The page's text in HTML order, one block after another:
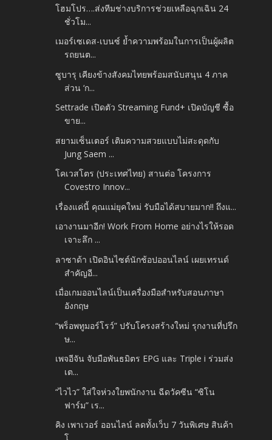
โฮมโปร….ส่งทีมช่างบริการช่วยเหลือฉุกเฉิน 24
ชั่วโม...
เมอร์เซเดส-เบนซ์ ย้ำความพร้อมในการเป็นผู้ผลิต
รถยนต...
ซูบารุ เคียงข้างสังคมไทยพร้อมสนับสนุน 4 ภาค
ส่วน ‘ก...
Settrade เปิดตัว Streaming Fund+ เปิดบัญชี ซื้อ
ขาย...
สยามเซ็นเตอร์ เติมความสวยแบบไม่สะดุดกับ
Jung Saem ...
โคเวสโตร (ประเทศไทย) สานต่อ โครงการ
Covestro Innov...
เรื่องแค่นี้ คุณแม่ยุคใหม่ รับมือได้สบายมาก!! ถึงแ...
เอางานมาอีก! Work From Home อย่างไรให้รอด
เจาะลึก ...
ลาซาด้า เปิดอินไซต์นักช้อปออนไลน์ เผยเทรนด์
สำคัญอี...
เมื่อเกมออนไลน์เป็นเครื่องมือสำหรับสอนภาษา
อังกฤษ
“พร็อพทูมอร์โรว์” ปรับโครงสร้างใหม่ รุกงานที่ปรึก
ษ...
เพจอีจัน จับมือพันธมิตร EPG และ Triple i ร่วมส่ง
เต...
“ไวไว” ใส่ใจห่วงใยพนักงาน ฉีดวัคซีน “ซิโน
ฟาร์ม” เร...
คิง เพาเวอร์ ออนไลน์ ลดทั้งเว็บ 7 วันพิเศษ สินค้า